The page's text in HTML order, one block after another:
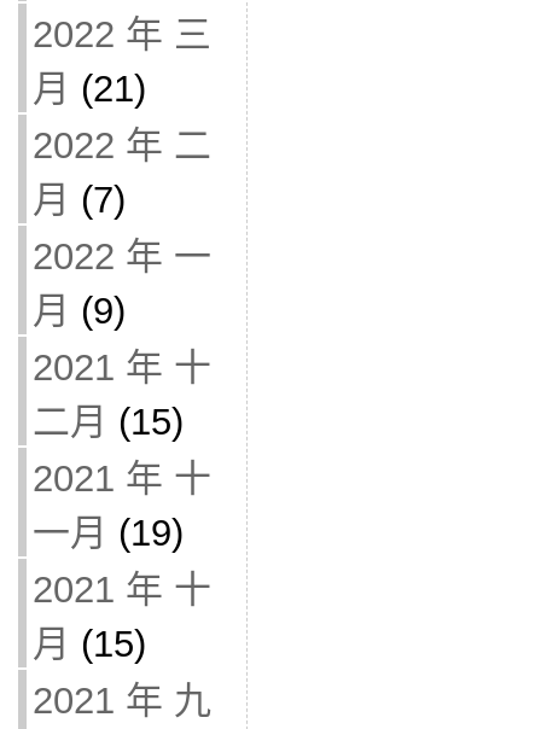
2022 年 三
月 (21)
2022 年 二
月 (7)
2022 年 一
月 (9)
2021 年 十
二月 (15)
2021 年 十
一月 (19)
2021 年 十
月 (15)
2021 年 九